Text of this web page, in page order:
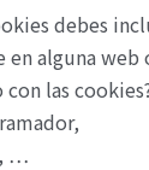
debes
en alguna web
las
…